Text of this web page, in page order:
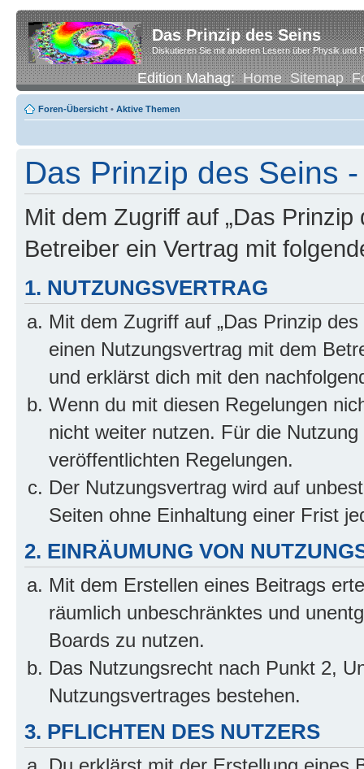
Das Prinzip des Seins
Diskutieren Sie mit anderen Lesern über Physik und
Edition Mahag:Home Sitemap
Foren-Übersicht • Aktive Themen
Das Prinzip des Seins
Mit dem Zugriff auf „Das
Betreiber ein Vertrag mit
1. NUTZUNGSVERTRAG
Mit dem Zugriff auf „Das Prinzip
einen Nutzungsvertrag mit dem
und erklärst dich mit den
Wenn du mit diesen Regelungen
nicht weiter nutzen. Für die
veröffentlichten Regelungen.
Der Nutzungsvertrag wird auf
Seiten ohne Einhaltung einer Frist
2. EINRÄUMUNG VON
Mit dem Erstellen eines Beitrags
räumlich unbeschränktes und
Boards zu nutzen.
Das Nutzungsrecht nach Punkt 2,
Nutzungsvertrages bestehen.
3. PFLICHTEN DES NUTZERS